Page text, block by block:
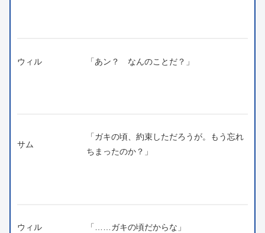
ウィル 「あン？ なんのことだ？」
サム
「ガキの頃、約束しただろうが。もう忘れ
ちまったのか？」
ウィル 「……ガキの頃だからな」